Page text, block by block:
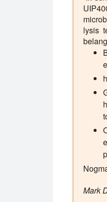
lysis
Mark